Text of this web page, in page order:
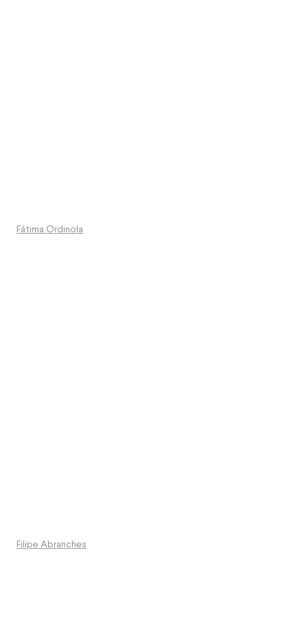
Fátima Ordinola
Filipe Abranches